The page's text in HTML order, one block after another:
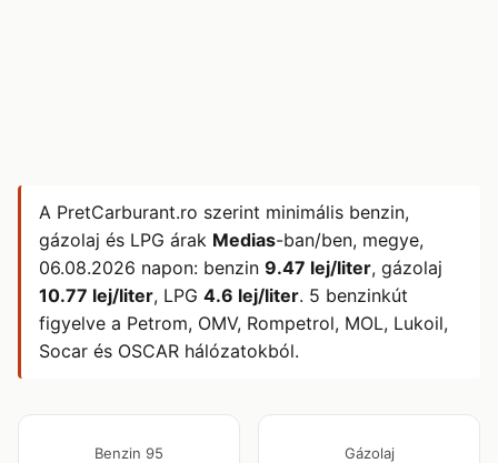
A PretCarburant.ro szerint minimális benzin,
gázolaj és LPG árak Medias-ban/ben, megye,
06.08.2026 napon: benzin 9.47 lej/liter, gázolaj
10.77 lej/liter, LPG 4.6 lej/liter. 5 benzinkút
figyelve a Petrom, OMV, Rompetrol, MOL, Lukoil,
Socar és OSCAR hálózatokból.
Benzin 95 Gázolaj